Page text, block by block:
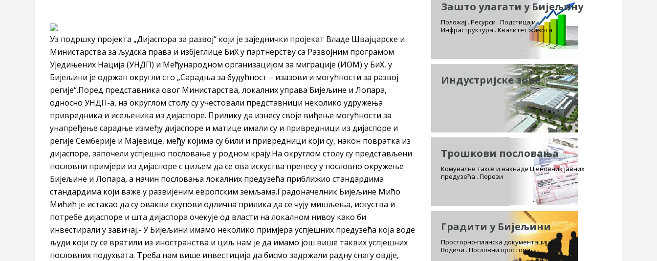
Уз подршку пројекта „Дијаспора за развој“ који је заједнички пројекат Владе Швајцарске и
Министарства за људска права и избјеглице БиХ у партнерству са Развојним програмом
Уједињених Нација (УНДП) и Међународном организацијом за миграције (ИОМ) у БиХ, у
Бијељини је одржан округли сто „Сарадња за будућност – изазови и могућности за развој
регије“.Поред представника овог Министарства, локалних управа Бијељине и Лопара,
односно УНДП-а, на округлом столу су учестовали представници неколико удружења
привредника и исељеника из дијаспоре. Прилику да изнесу своје виђење могућности за
унапређење сарадње између дијаспоре и матице имали су и привредници из дијаспоре и
регије Семберије и Мајевице, међу којима су били и привредници који су, након повратка из
дијаспоре, започели успјешно пословање у родном крају.На округлом столу су представљени
пословни примјери из дијаспоре с циљем да се ова искуства пренесу у пословно окружење
Бијељине и Лопара, а начин пословања локалних предузећа приближио стандардима
стандардима који важе у развијеним европским земљама.Градоначелник Бијељине Мићо
Мићић је истакао да су овакви скупови одлична прилика да се чују мишљења, искуства и
потребе дијаспоре и шта дијаспора очекује од власти на локалном нивоу како би
инвестирали у завичај.- У Бијељини имамо неколико примјера успјешних предузећа која воде
људи који су се вратили из иностранства и циљ нам је да имамо још више таквих успјешних
пословних подухвата. Треба нам више инвестиција да бисмо задржали радну снагу овдје,
Зашто улагати у Бијељину
Положај . Ресурси . Подстицаји
Инфраструктура . Квалитет живота
Индустријске зоне
Трошкови пословања
Комуналне таксе и накнаде Цјеновник јавних
предузећа . Порези
Градити у Бијељини
Просторно-планска документација.
Водичи . Пословни простори